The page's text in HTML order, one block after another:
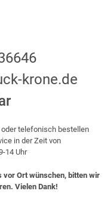
krone.de
oder telefonisch bestellen
in der Zeit von
14 Uhr
vor Ort wünschen, bitten wir
Vielen Dank!